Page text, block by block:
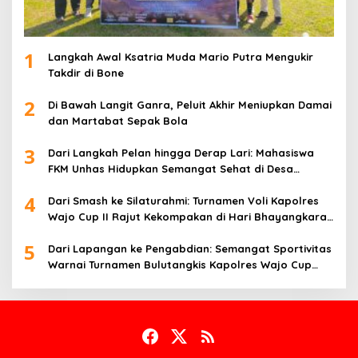
1
Langkah Awal Ksatria Muda Mario Putra Mengukir
Takdir di Bone
2
Di Bawah Langit Ganra, Peluit Akhir Meniupkan Damai
dan Martabat Sepak Bola
3
Dari Langkah Pelan hingga Derap Lari: Mahasiswa
FKM Unhas Hidupkan Semangat Sehat di Desa
4
Dari Smash ke Silaturahmi: Turnamen Voli Kapolres
Wajo Cup II Rajut Kekompakan di Hari Bhayangkara
5
Dari Lapangan ke Pengabdian: Semangat Sportivitas
Warnai Turnamen Bulutangkis Kapolres Wajo Cup